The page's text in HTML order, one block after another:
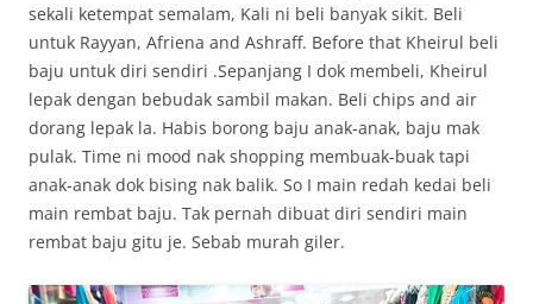
sekali ketempat semalam, Kali ni beli banyak sikit. Beli
untuk Rayyan, Afriena and Ashraff. Before that Kheirul beli
baju untuk diri sendiri .Sepanjang I dok membeli, Kheirul
lepak dengan bebudak sambil makan. Beli chips and air
dorang lepak la. Habis borong baju anak-anak, baju mak
pulak. Time ni mood nak shopping membuak-buak tapi
anak-anak dok bising nak balik. So I main redah kedai beli
main rembat baju. Tak pernah dibuat diri sendiri main
rembat baju gitu je. Sebab murah giler.